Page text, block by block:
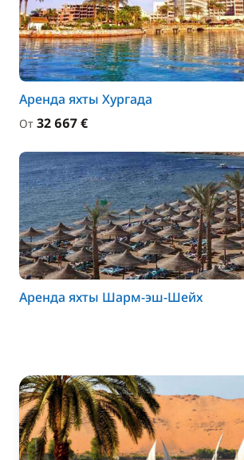
Аренда яхты Хургада
От 32 667 €
Аренда яхты Шарм-эш-Шейх